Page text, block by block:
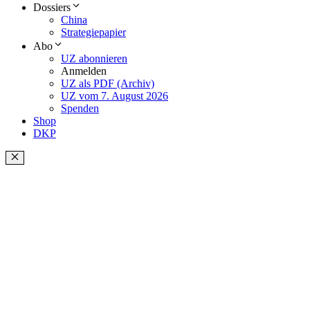
Dossiers
China
Strategiepapier
Abo
UZ abonnieren
Anmelden
UZ als PDF (Archiv)
UZ vom 7. August 2026
Spenden
Shop
DKP
Schließen